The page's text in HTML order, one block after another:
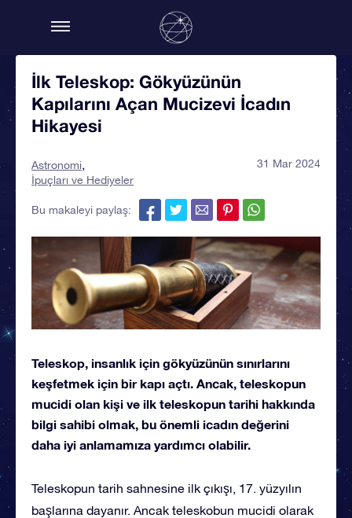
İlk Teleskop: Gökyüzünün
Kapılarını Açan Mucizevi İcadın
Hikayesi
Astronomi
İpuçları ve Hediyeler
31 Mar 2024
Bu makaleyi paylaş:
Teleskop, insanlık için gökyüzünün sınırlarını
keşfetmek için bir kapı açtı. Ancak, teleskopun
mucidi olan kişi ve ilk teleskopun tarihi hakkında
bilgi sahibi olmak, bu önemli icadın değerini
daha iyi anlamamıza yardımcı olabilir.
Teleskopun tarih sahnesine ilk çıkışı, 17. yüzyılın
başlarına dayanır. Ancak teleskobun mucidi olarak